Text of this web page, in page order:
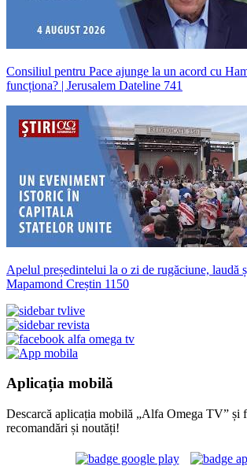
Consiliul pentru Pace ajunge la un acord cu
funcționa? | Jerusalem Dateline 741
Apelul președintelui la o zi de rugăciune, laudă
Mapamond Creștin 1150
Aplicația mobilă
Descarcă aplicația mobilă „Alfa Omega TV” și
recomandări și noutăți!